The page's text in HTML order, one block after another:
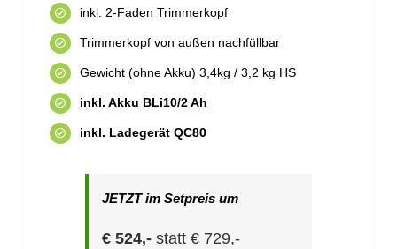
inkl. 2-Faden Trimmerkopf
Trimmerkopf von außen nachfüllbar
Gewicht (ohne Akku) 3,4kg / 3,2 kg HS
inkl. Akku BLi10/2 Ah
inkl. Ladegerät QC80
JETZT im Setpreis um
€ 524,- statt € 729,-